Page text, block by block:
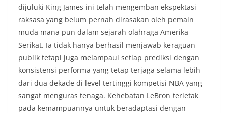
dijuluki King James ini telah mengemban ekspektasi
raksasa yang belum pernah dirasakan oleh pemain
muda mana pun dalam sejarah olahraga Amerika
Serikat. Ia tidak hanya berhasil menjawab keraguan
publik tetapi juga melampaui setiap prediksi dengan
konsistensi performa yang tetap terjaga selama lebih
dari dua dekade di level tertinggi kompetisi NBA yang
sangat menguras tenaga. Kehebatan LeBron terletak
pada kemampuannya untuk beradaptasi dengan